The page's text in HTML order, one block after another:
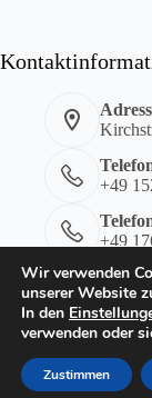
+49
+49
E-
Wir verwenden
unserer Website
In den
verwenden oder
Zustimmen